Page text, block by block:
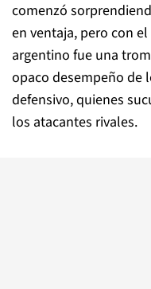
comenzó
en ventaja, pero con
argentino fue una
opaco desempeño de
defensivo, quienes
los atacantes rivales.